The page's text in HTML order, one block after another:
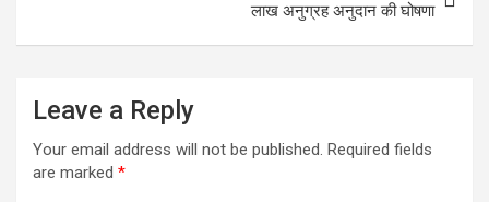
लाख अनुग्रह अनुदान की घोषणा
Leave a Reply
Your email address will not be published. Required fields
are marked *